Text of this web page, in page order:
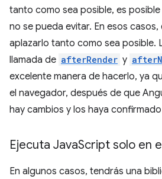
tanto como sea posible, es
no se pueda evitar. En esos
aplazarlo tanto como sea posible.
llamada de afterRender y
excelente manera de hacerlo, ya
el navegador, después de que
hay cambios y los haya
Ejecuta JavaScript solo en
En algunos casos, tendrás una